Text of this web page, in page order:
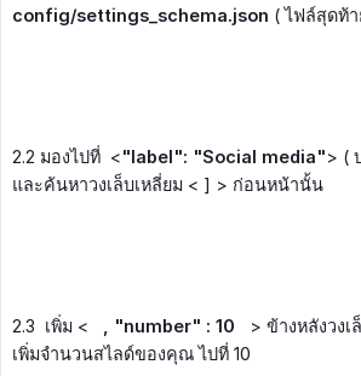
config/settings_schema.json ( ไฟล์สุดท้
2.2 มองไปที่ <"label": "Social media"> (
และค้นหาวงเล็บเหลี่ยม < ] > ก่อนหน้านั้น
2.3 เพิ่ม < , "number" : 10 > ข้างหลังวงเ
เพิ่มจำนวนสไลด์ของคุณ ไปที่ 10